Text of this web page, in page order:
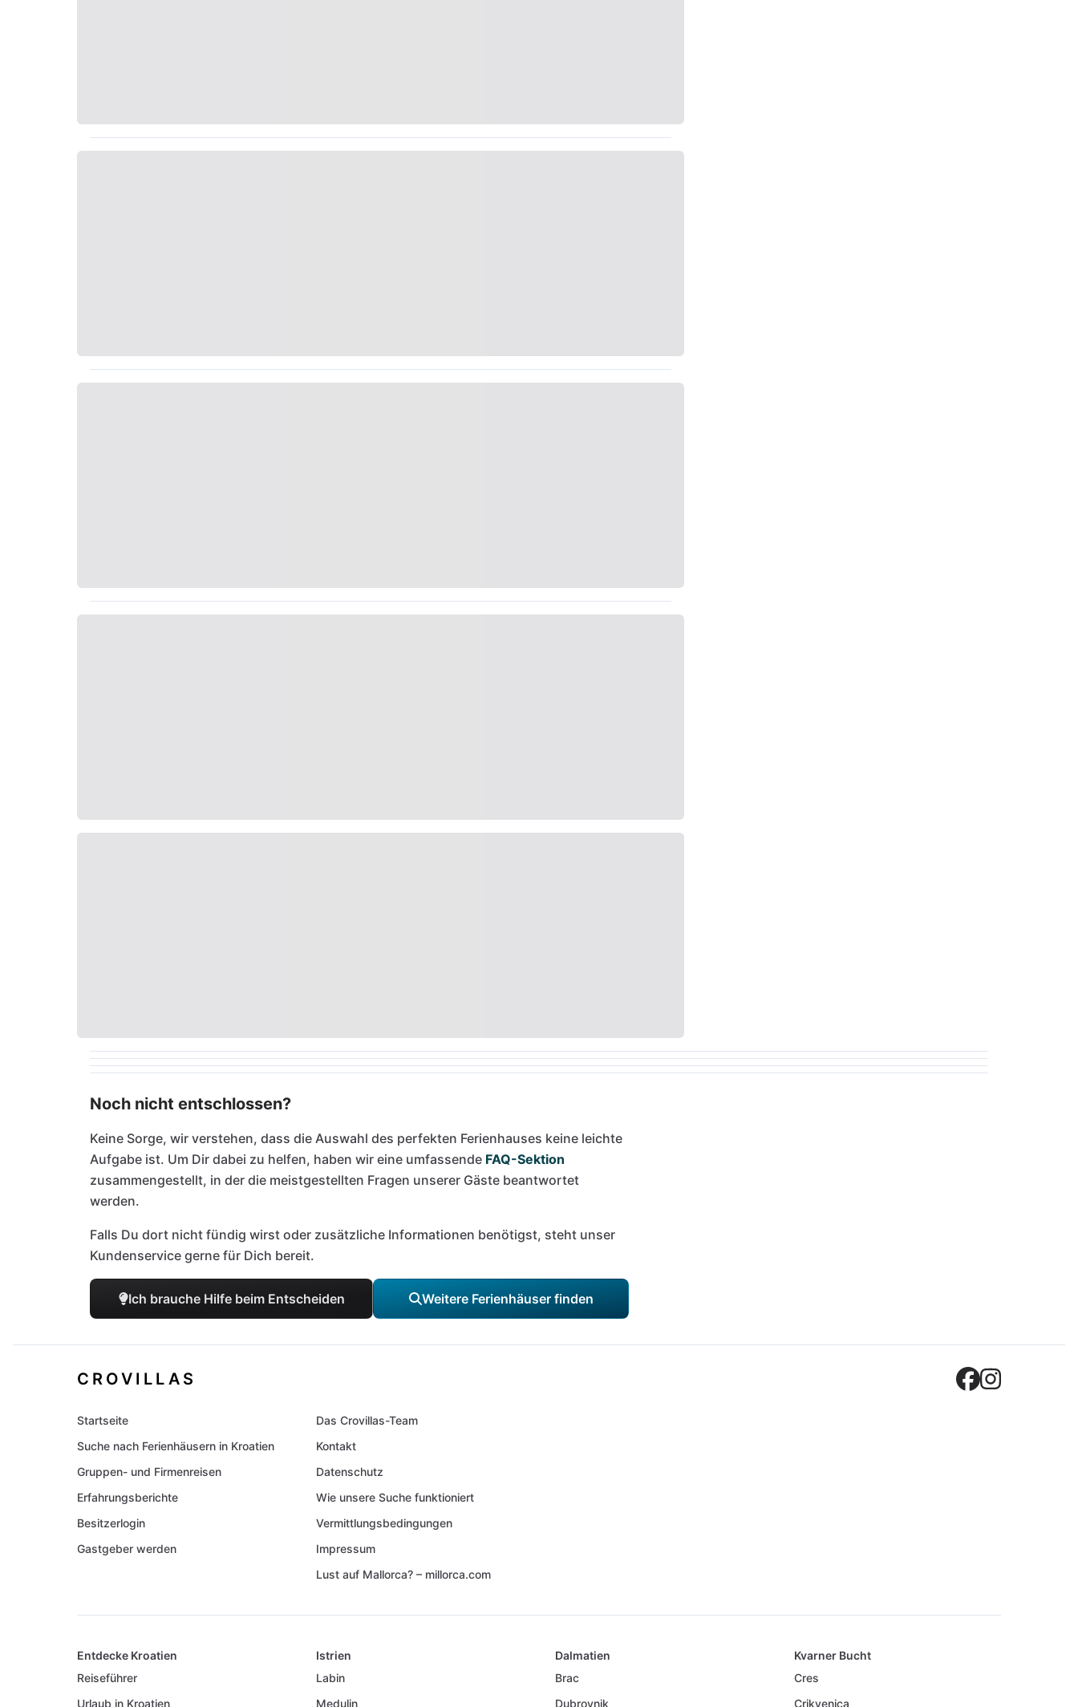
Noch nicht entschlossen?
Keine Sorge, wir verstehen, dass die Auswahl des perfekten Ferienhauses keine leichte
Aufgabe ist. Um Dir dabei zu helfen, haben wir eine umfassende FAQ-Sektion
zusammengestellt, in der die meistgestellten Fragen unserer Gäste beantwortet
werden.
Falls Du dort nicht fündig wirst oder zusätzliche Informationen benötigst, steht unser
Kundenservice gerne für Dich bereit.
Ich brauche Hilfe beim Entscheiden Weitere Ferienhäuser finden
CROVILLAS
Startseite
Suche nach Ferienhäusern in Kroatien
Gruppen- und Firmenreisen
Erfahrungsberichte
Besitzerlogin
Gastgeber werden
Das Crovillas-Team
Kontakt
Datenschutz
Wie unsere Suche funktioniert
Vermittlungsbedingungen
Impressum
Lust auf Mallorca? – millorca.com
Entdecke Kroatien
Reiseführer
Urlaub in Kroatien
Istrien
Labin
Medulin
Dalmatien
Brac
Dubrovnik
Kvarner Bucht
Cres
Crikvenica